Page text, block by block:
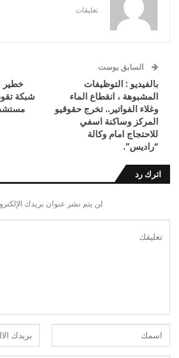
تعليقات
السابق بوست
بالفيديو : التوظيفات
المشبوهة ، انقطاع الماء
وغلاء الفواتير.. تخرج حقوقيو
المركز وساكنة اسفي
للاحتجاج امام وكالة
“راديس”.
خطير
شبكة
اترك رد
لن يتم نشر عنوان بريدك